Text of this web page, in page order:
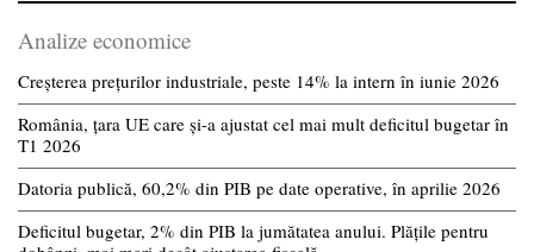
Analize economice
Creșterea prețurilor industriale, peste 14% la intern în iunie 2026
România, țara UE care și-a ajustat cel mai mult deficitul bugetar în
T1 2026
Datoria publică, 60,2% din PIB pe date operative, în aprilie 2026
Deficitul bugetar, 2% din PIB la jumătatea anului. Plățile pentru